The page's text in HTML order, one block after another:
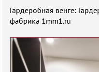
Гардеробная венге:
фабрика 1mm1.ru